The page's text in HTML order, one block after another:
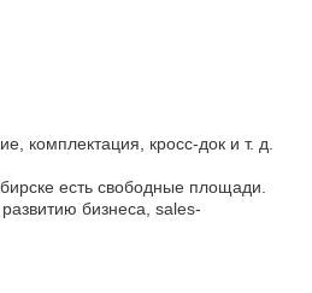
комплектация, кросс-док и т. д.
есть свободные площади.
бизнеса, sales-